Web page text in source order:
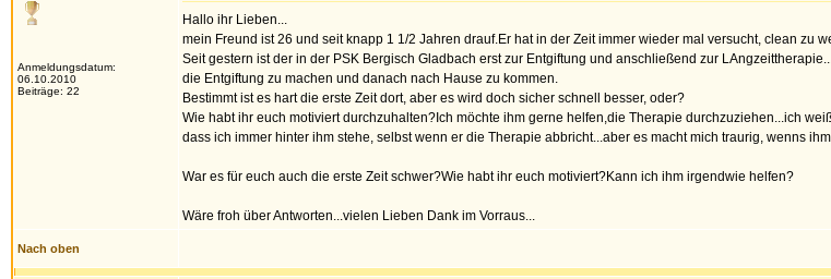
Anmeldungsdatum:
06.10.2010
Beiträge: 22
Hallo ihr Lieben...
mein Freund ist 26 und seit knapp 1 1/2 Jahren drauf.Er hat in der Zeit immer wieder mal versucht, clean zu
Seit gestern ist der in der PSK Bergisch Gladbach erst zur Entgiftung und anschließend zur
die Entgiftung zu machen und danach nach Hause zu kommen.
Bestimmt ist es hart die erste Zeit dort, aber es wird doch sicher schnell besser, oder?
Wie habt ihr euch motiviert durchzuhalten?Ich möchte ihm gerne helfen,die Therapie durchzuziehen...ich
dass ich immer hinter ihm stehe, selbst wenn er die Therapie abbricht...aber es macht mich traurig, wenns
War es für euch auch die erste Zeit schwer?Wie habt ihr euch motiviert?Kann ich ihm irgendwie helfen?
Wäre froh über Antworten...vielen Lieben Dank im Vorraus...
Nach oben